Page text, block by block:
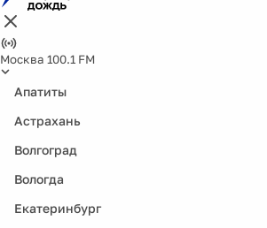
Москва 100.1 FM
Апатиты
Астрахань
Волгоград
Вологда
Екатеринбург